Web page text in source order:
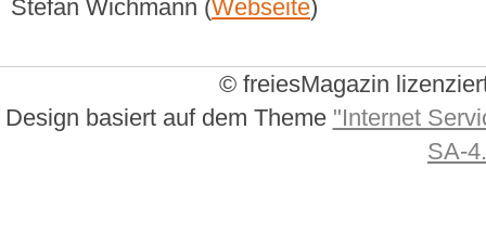
Stefan Wichmann (Webseite)
© freiesMagazin
Design basiert auf dem Theme "Internet
SA-